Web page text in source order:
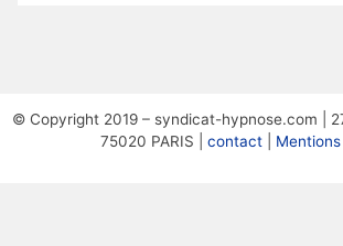
© Copyright 2019 – syndicat-hypnose.com |
75020 PARIS | contact|